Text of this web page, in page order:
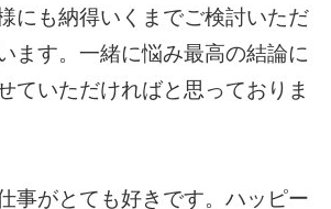
にも納得いくまでご検討いただ
ます。一緒に悩み最高の結論に
ていただければと思っておりま
事がとても好きです。ハッピー